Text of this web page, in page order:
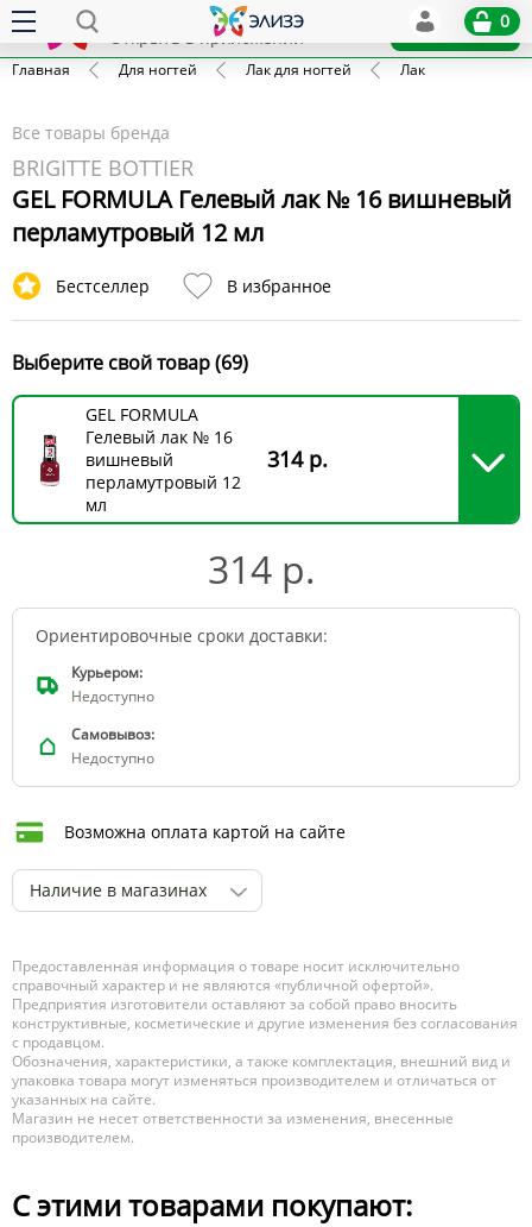
x
Открыть в приложении
Установить
0
Главная Для ногтей Лак для ногтей Лак
Все товары бренда
BRIGITTE BOTTIER
GEL FORMULA Гелевый лак № 16 вишневый
перламутровый 12 мл
Бестселлер В избранное
Выберите свой товар (69)
GEL FORMULA
Гелевый лак № 16
вишневый
перламутровый 12
мл
314 р.
314 р.
Ориентировочные сроки доставки:
Курьером:
Недоступно
Самовывоз:
Недоступно
Возможна оплата картой на сайте
Наличие в магазинах
Предоставленная информация о товаре носит исключительно
справочный характер и не являются «публичной офертой».
Предприятия изготовители оставляют за собой право вносить
конструктивные, косметические и другие изменения без согласования
с продавцом.
Обозначения, характеристики, а также комплектация, внешний вид и
упаковка товара могут изменяться производителем и отличаться от
указанных на сайте.
Магазин не несет ответственности за изменения, внесенные
производителем.
С этими товарами покупают: